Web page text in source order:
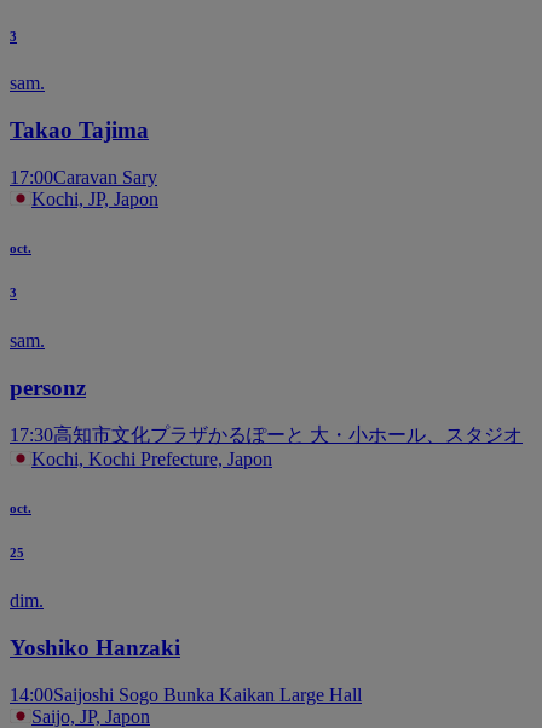
3
sam.
Takao Tajima
17:00Caravan Sary
Kochi, JP, Japon
oct.
3
sam.
personz
17:30高知市文化プラザかるぽーと 大・小ホール、スタジオ
Kochi, Kochi Prefecture, Japon
oct.
25
dim.
Yoshiko Hanzaki
14:00Saijoshi Sogo Bunka Kaikan Large Hall
Saijo, JP, Japon